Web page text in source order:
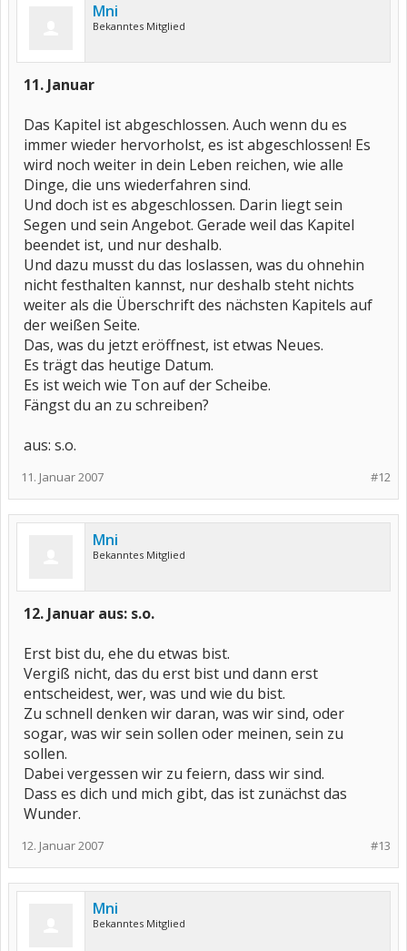
Mni
Bekanntes Mitglied
11. Januar
Das Kapitel ist abgeschlossen. Auch wenn du es
immer wieder hervorholst, es ist abgeschlossen! Es
wird noch weiter in dein Leben reichen, wie alle
Dinge, die uns wiederfahren sind.
Und doch ist es abgeschlossen. Darin liegt sein
Segen und sein Angebot. Gerade weil das Kapitel
beendet ist, und nur deshalb.
Und dazu musst du das loslassen, was du ohnehin
nicht festhalten kannst, nur deshalb steht nichts
weiter als die Überschrift des nächsten Kapitels auf
der weißen Seite.
Das, was du jetzt eröffnest, ist etwas Neues.
Es trägt das heutige Datum.
Es ist weich wie Ton auf der Scheibe.
Fängst du an zu schreiben?
aus: s.o.
#12
11. Januar 2007
Mni
Bekanntes Mitglied
12. Januar aus: s.o.
Erst bist du, ehe du etwas bist.
Vergiß nicht, das du erst bist und dann erst
entscheidest, wer, was und wie du bist.
Zu schnell denken wir daran, was wir sind, oder
sogar, was wir sein sollen oder meinen, sein zu
sollen.
Dabei vergessen wir zu feiern, dass wir sind.
Dass es dich und mich gibt, das ist zunächst das
Wunder.
#13
12. Januar 2007
Mni
Bekanntes Mitglied